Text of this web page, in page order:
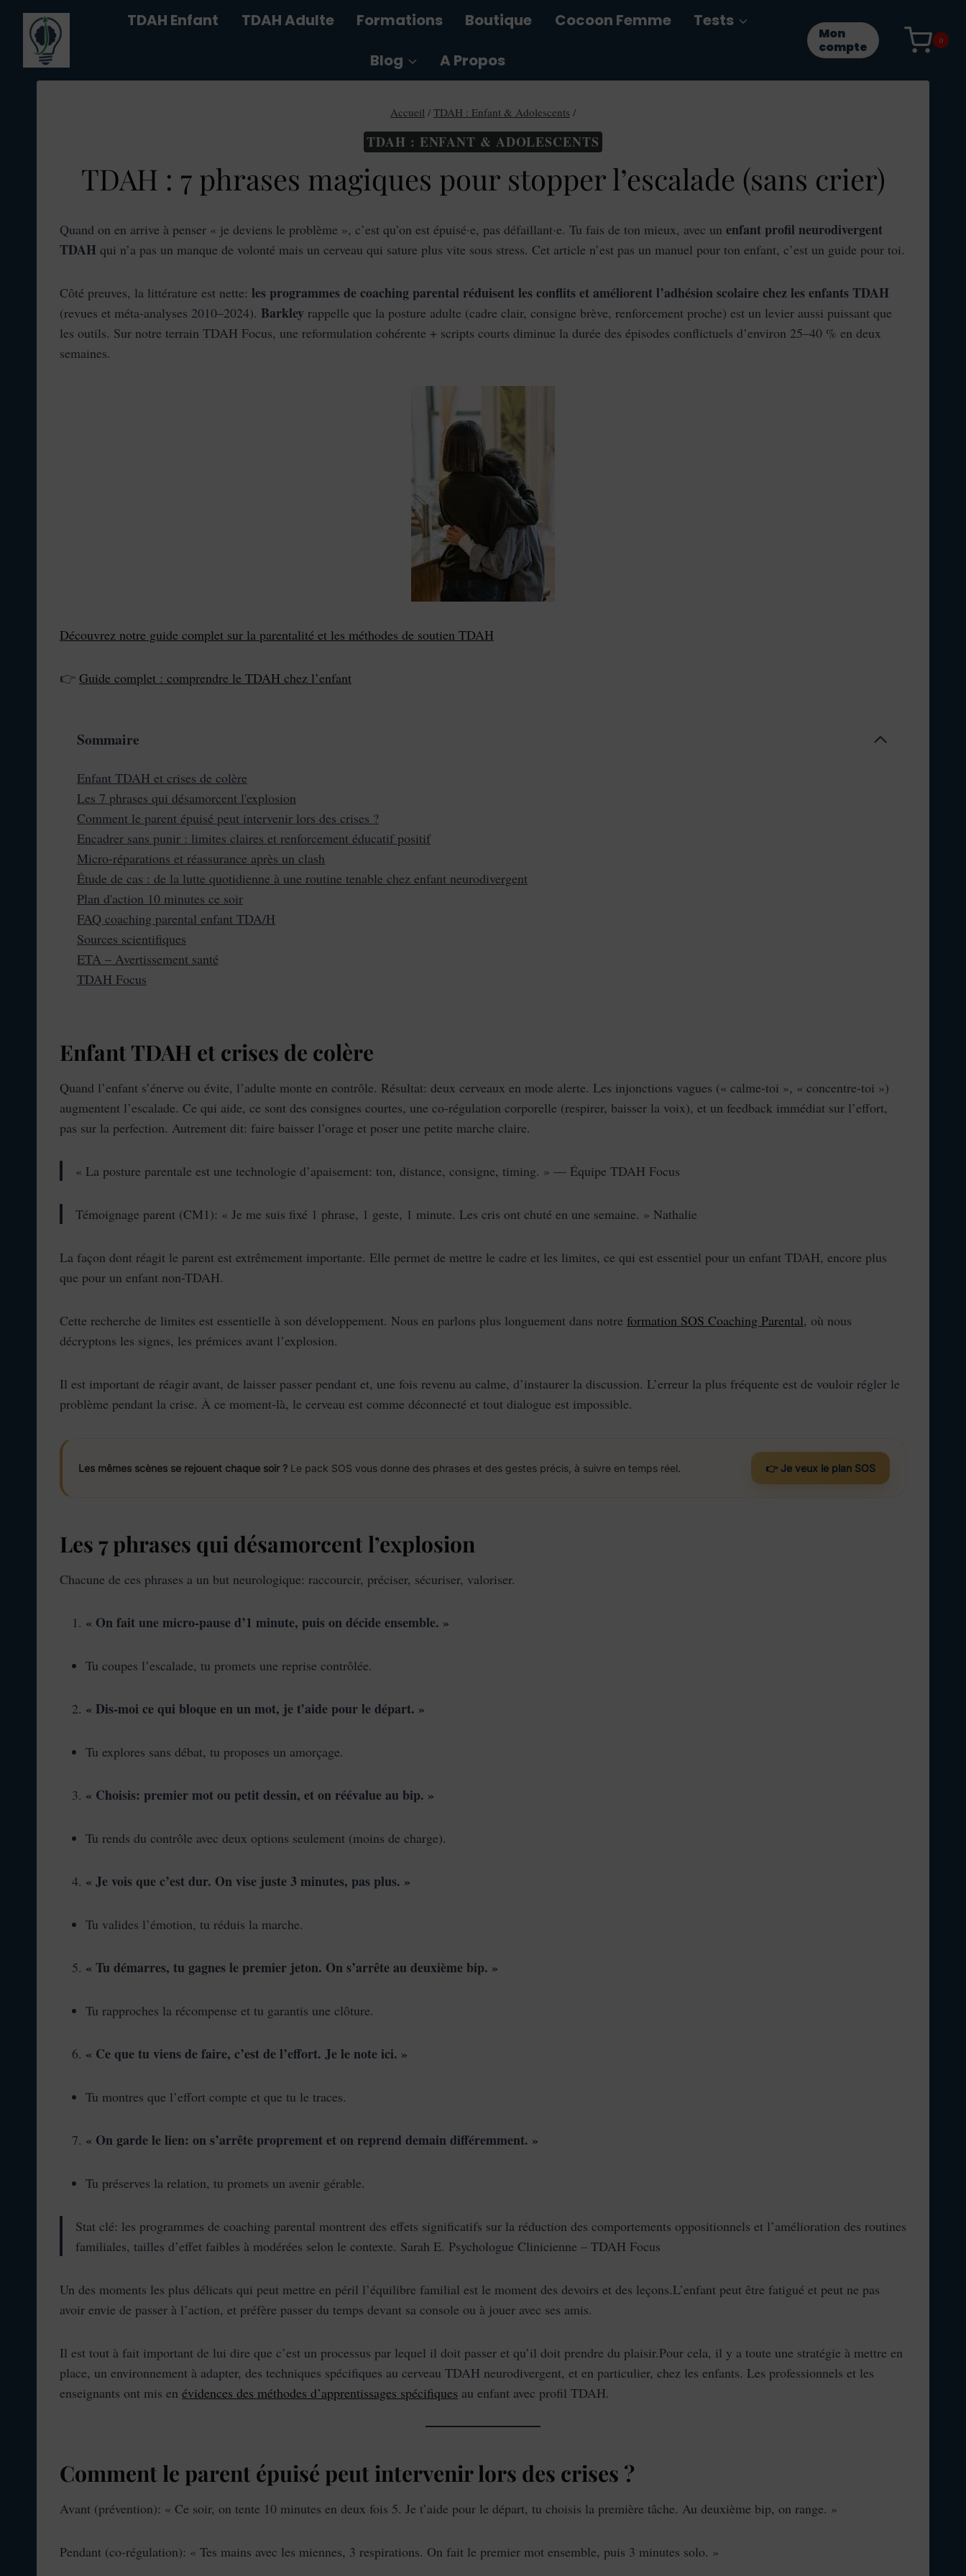
Aller
contenu
TDAH Enfant TDAH Adulte Formations Boutique Cocoon Femme
Tests
Blog
A Propos
Mon
compte
0
Accueil / TDAH : Enfant & Adolescents /
TDAH : ENFANT & ADOLESCENTS
TDAH : 7 phrases magiques pour stopper l’escalade (sans crier)
Quand on en arrive à penser « je deviens le problème », c’est qu’on est épuisé·e, pas défaillant·e. Tu fais de ton mieux, avec un enfant profil neurodivergent
TDAH qui n’a pas un manque de volonté mais un cerveau qui sature plus vite sous stress. Cet article n’est pas un manuel pour ton enfant, c’est un guide pour toi.
Côté preuves, la littérature est nette: les programmes de coaching parental réduisent les conflits et améliorent l’adhésion scolaire chez les enfants TDAH
(revues et méta‑analyses 2010–2024). Barkley rappelle que la posture adulte (cadre clair, consigne brève, renforcement proche) est un levier aussi puissant que
les outils. Sur notre terrain TDAH Focus, une reformulation cohérente + scripts courts diminue la durée des épisodes conflictuels d’environ 25–40 % en deux
semaines.
Découvrez notre guide complet sur la parentalité et les méthodes de soutien TDAH
👉 Guide complet : comprendre le TDAH chez l’enfant
Sommaire
Enfant TDAH et crises de colère
Les 7 phrases qui désamorcent l'explosion
Comment le parent épuisé peut intervenir lors des crises ?
Encadrer sans punir : limites claires et renforcement éducatif positif
Micro‑réparations et réassurance après un clash
Étude de cas : de la lutte quotidienne à une routine tenable chez enfant neurodivergent
Plan d'action 10 minutes ce soir
FAQ coaching parental enfant TDA/H
Sources scientifiques
ETA – Avertissement santé
TDAH Focus
Enfant TDAH et crises de colère
Quand l’enfant s’énerve ou évite, l’adulte monte en contrôle. Résultat: deux cerveaux en mode alerte. Les injonctions vagues (« calme‑toi », « concentre‑toi »)
augmentent l’escalade. Ce qui aide, ce sont des consignes courtes, une co‑régulation corporelle (respirer, baisser la voix), et un feedback immédiat sur l’effort,
pas sur la perfection. Autrement dit: faire baisser l’orage et poser une petite marche claire.
« La posture parentale est une technologie d’apaisement: ton, distance, consigne, timing. » — Équipe TDAH Focus
Témoignage parent (CM1): « Je me suis fixé 1 phrase, 1 geste, 1 minute. Les cris ont chuté en une semaine. » Nathalie
La façon dont réagit le parent est extrêmement importante. Elle permet de mettre le cadre et les limites, ce qui est essentiel pour un enfant TDAH, encore plus
que pour un enfant non-TDAH.
Cette recherche de limites est essentielle à son développement. Nous en parlons plus longuement dans notre formation SOS Coaching Parental, où nous
décryptons les signes, les prémices avant l’explosion.
Il est important de réagir avant, de laisser passer pendant et, une fois revenu au calme, d’instaurer la discussion. L’erreur la plus fréquente est de vouloir régler le
problème pendant la crise. À ce moment-là, le cerveau est comme déconnecté et tout dialogue est impossible.
Les mêmes scènes se rejouent chaque soir ? Le pack SOS vous donne des phrases et des gestes précis, à suivre en temps réel. 👉 Je veux le plan SOS
Les 7 phrases qui désamorcent l’explosion
Chacune de ces phrases a un but neurologique: raccourcir, préciser, sécuriser, valoriser.
« On fait une micro‑pause d’1 minute, puis on décide ensemble. »
Tu coupes l’escalade, tu promets une reprise contrôlée.
« Dis‑moi ce qui bloque en un mot, je t’aide pour le départ. »
Tu explores sans débat, tu proposes un amorçage.
« Choisis: premier mot ou petit dessin, et on réévalue au bip. »
Tu rends du contrôle avec deux options seulement (moins de charge).
« Je vois que c’est dur. On vise juste 3 minutes, pas plus. »
Tu valides l’émotion, tu réduis la marche.
« Tu démarres, tu gagnes le premier jeton. On s’arrête au deuxième bip. »
Tu rapproches la récompense et tu garantis une clôture.
« Ce que tu viens de faire, c’est de l’effort. Je le note ici. »
Tu montres que l’effort compte et que tu le traces.
« On garde le lien: on s’arrête proprement et on reprend demain différemment. »
Tu préserves la relation, tu promets un avenir gérable.
Stat clé: les programmes de coaching parental montrent des effets significatifs sur la réduction des comportements oppositionnels et l’amélioration des routines
familiales, tailles d’effet faibles à modérées selon le contexte. Sarah E. Psychologue Clinicienne – TDAH Focus
Un des moments les plus délicats qui peut mettre en péril l’équilibre familial est le moment des devoirs et des leçons.L’enfant peut être fatigué et peut ne pas
avoir envie de passer à l’action, et préfère passer du temps devant sa console ou à jouer avec ses amis.
Il est tout à fait important de lui dire que c’est un processus par lequel il doit passer et qu’il doit prendre du plaisir.Pour cela, il y a toute une stratégie à mettre en
place, un environnement à adapter, des techniques spécifiques au cerveau TDAH neurodivergent, et en particulier, chez les enfants. Les professionnels et les
enseignants ont mis en évidences des méthodes d’apprentissages spécifiques au enfant avec profil TDAH.
Comment le parent épuisé peut intervenir lors des crises ?
Avant (prévention): « Ce soir, on tente 10 minutes en deux fois 5. Je t’aide pour le départ, tu choisis la première tâche. Au deuxième bip, on range. »
Pendant (co‑régulation): « Tes mains avec les miennes, 3 respirations. On fait le premier mot ensemble, puis 3 minutes solo. »